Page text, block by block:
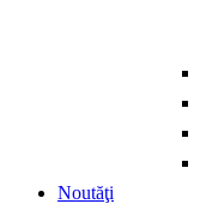
Noutăţi